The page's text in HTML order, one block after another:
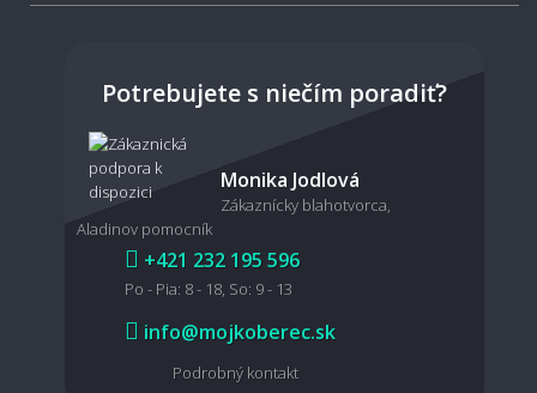
Dá sa koberec povysávať robotickým
vysávačom?
Je možné koberec čistiť mokrou cestou?
Potrebujete s niečím poradiť?
Monika Jodlová
Zákaznícky blahotvorca,
Aladinov pomocník
+421 232 195 596
Po - Pia: 8 - 18, So: 9 - 13
info@mojkoberec.sk
Podrobný kontakt